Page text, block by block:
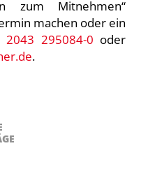
zum Mitnehmen“
machen oder ein
2043 295084-0 oder
.